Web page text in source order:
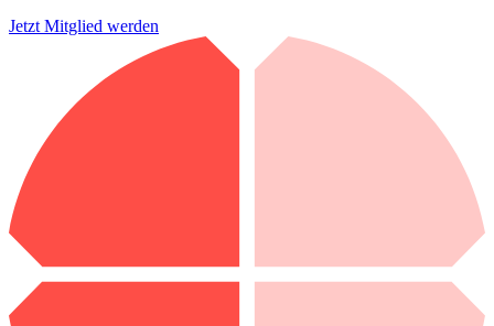
Jetzt Mitglied werden